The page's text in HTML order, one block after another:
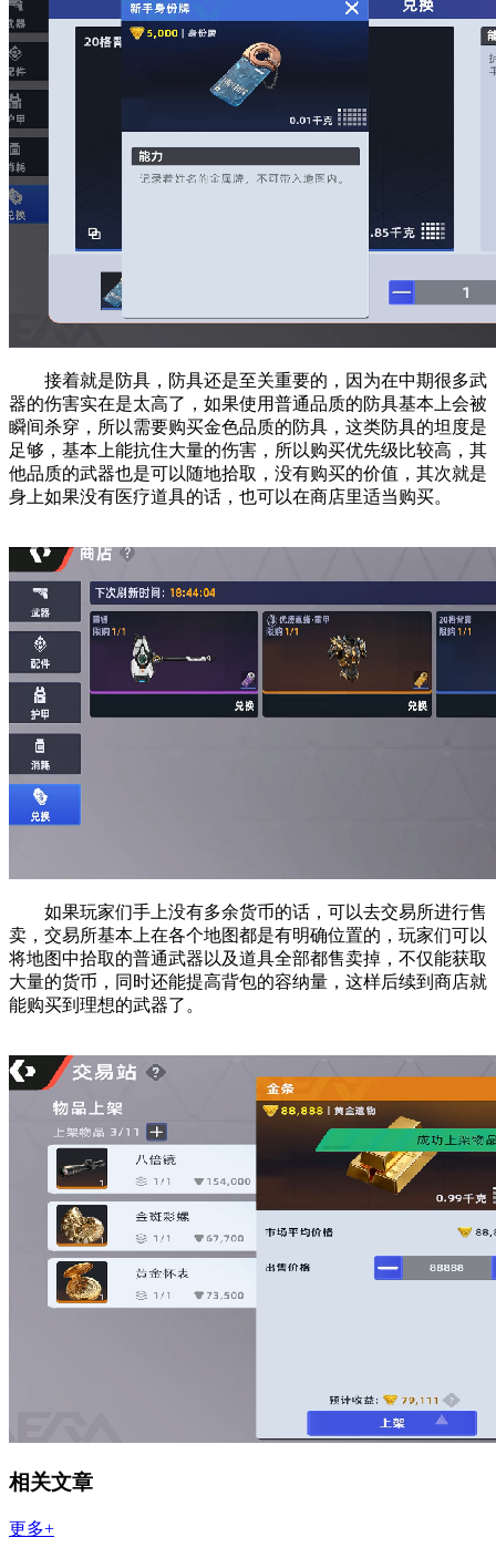
接着就是防具，防具还是至关重要的，因为在中期很多武
器的伤害实在是太高了，如果使用普通品质的防具基本上会被
瞬间杀穿，所以需要购买金色品质的防具，这类防具的坦度是
足够，基本上能抗住大量的伤害，所以购买优先级比较高，其
他品质的武器也是可以随地拾取，没有购买的价值，其次就是
身上如果没有医疗道具的话，也可以在商店里适当购买。
如果玩家们手上没有多余货币的话，可以去交易所进行售
卖，交易所基本上在各个地图都是有明确位置的，玩家们可以
将地图中拾取的普通武器以及道具全部都售卖掉，不仅能获取
大量的货币，同时还能提高背包的容纳量，这样后续到商店就
能购买到理想的武器了。
相关文章
更多+